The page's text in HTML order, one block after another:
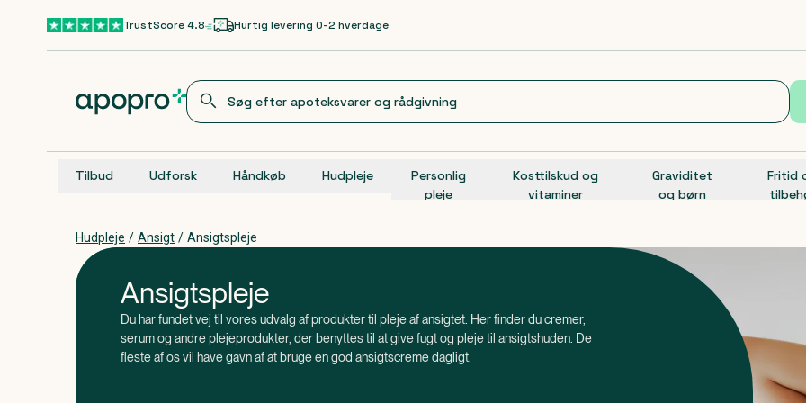
Gå til hovedindholdTrustScore 4.8 Hurtig levering 0-2 hverdage
Tilbud Udforsk Håndkøb Hudpleje
Personlig
pleje
Kosttilskud og
vitaminer
Graviditet
og børn
Fritid
Hudpleje / Ansigt / Ansigtspleje
Ansigtspleje
Du har fundet vej til vores udvalg af produkter til pleje af ansigtet. Her finder du cremer,
serum og andre plejeprodukter, der benyttes til at give fugt og pleje til ansigtshuden. De
fleste af os vil have gavn af at bruge en god ansigtscreme dagligt.